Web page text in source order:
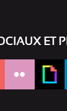
ET